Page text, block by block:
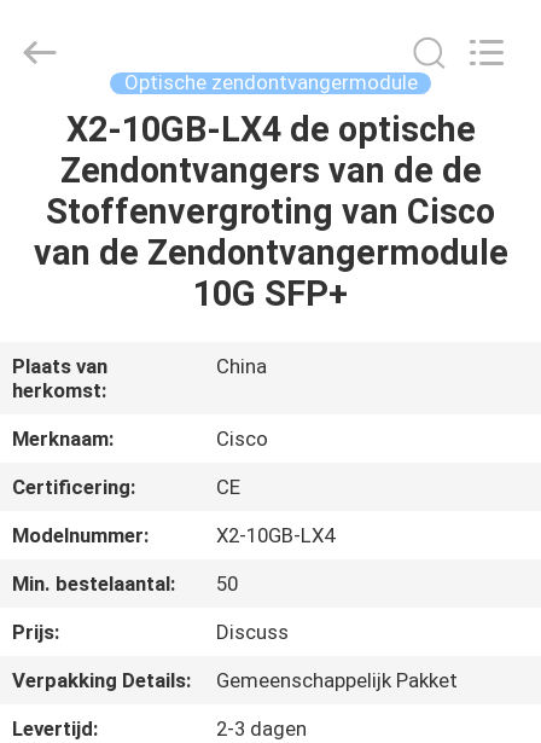
HUIS
PRODUCTEN
OVER
ONS
FABRIEKSTOCHT
KWALITEITSCONTROLE
NEEM
CONTACT
MET
Ltd..
Optische zendontvangermodule
X2-10GB-LX4 de optische
Zendontvangers van de de
Stoffenvergroting van Cisco
van de Zendontvangermodule
10G SFP+
Plaats van
herkomst:
China
Merknaam:
Cisco
Certificering:
CE
Modelnummer:
X2-10GB-LX4
Min. bestelaantal:
50
Prijs:
Discuss
Verpakking Details:
Gemeenschappelijk Pakket
Levertijd:
2-3 dagen